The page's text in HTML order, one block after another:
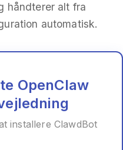
håndterer alt fra
automatisk.
OpenClaw
installere ClawdBot